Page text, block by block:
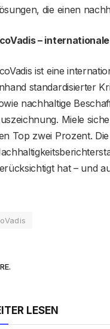
die einen
–
ist eine
standardisierter
nachhaltige
Miele
Top zwei Prozent.
hat – und
LESEN